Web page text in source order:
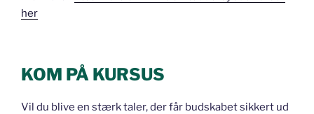
her
KOM PÅ KURSUS
Vil du blive en stærk taler, der får budskabet sikkert ud